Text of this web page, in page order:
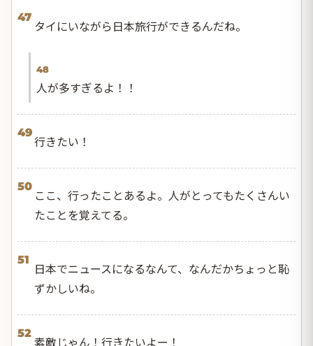
47
タイにいながら日本旅行ができるんだね。
48
人が多すぎるよ！！
49
行きたい！
50
ここ、行ったことあるよ。人がとってもたくさんい
たことを覚えてる。
51
日本でニュースになるなんて、なんだかちょっと恥
ずかしいね。
52
素敵じゃん！行きたいよー！